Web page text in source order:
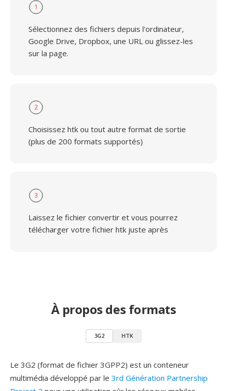
1
Sélectionnez des fichiers depuis l'ordinateur,
Google Drive, Dropbox, une URL ou glissez-les
sur la page.
2
Choisissez htk ou tout autre format de sortie
(plus de 200 formats supportés)
3
Laissez le fichier convertir et vous pourrez
télécharger votre fichier htk juste après
À propos des formats
3G2 HTK
Le 3G2 (format de fichier 3GPP2) est un conteneur
multimédia développé par le 3rd Génération Partnership